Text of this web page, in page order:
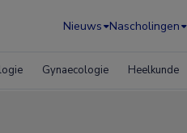
Nieuws Nascholingen
Gynaecologie Heelkunde